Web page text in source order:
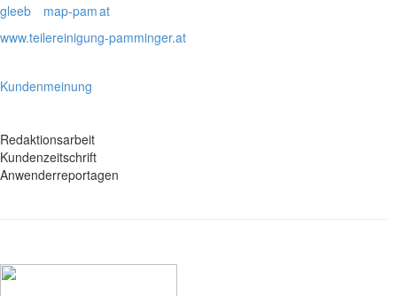
gleeb
map-pamat
www.teilereinigung-pamminger.at
Kundenmeinung
Redaktionsarbeit
Kundenzeitschrift
Anwenderreportagen